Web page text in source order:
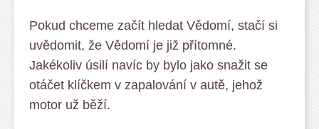
Pokud chceme začít hledat Vědomí, stačí si
uvědomit, že Vědomí je již přítomné.
Jakékoliv úsilí navíc by bylo jako snažit se
otáčet klíčkem v zapalování v autě, jehož
motor už běží.